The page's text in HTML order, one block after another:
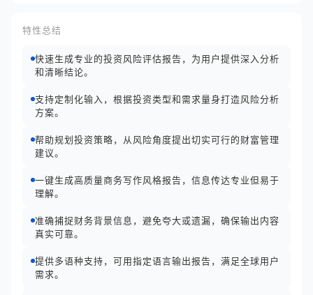
特性总结
快速生成专业的投资风险评估报告，为用户提供深入分析
和清晰结论。
支持定制化输入，根据投资类型和需求量身打造风险分析
方案。
帮助规划投资策略，从风险角度提出切实可行的财富管理
建议。
一键生成高质量商务写作风格报告，信息传达专业但易于
理解。
准确捕捉财务背景信息，避免夸大或遗漏，确保输出内容
真实可靠。
提供多语种支持，可用指定语言输出报告，满足全球用户
需求。